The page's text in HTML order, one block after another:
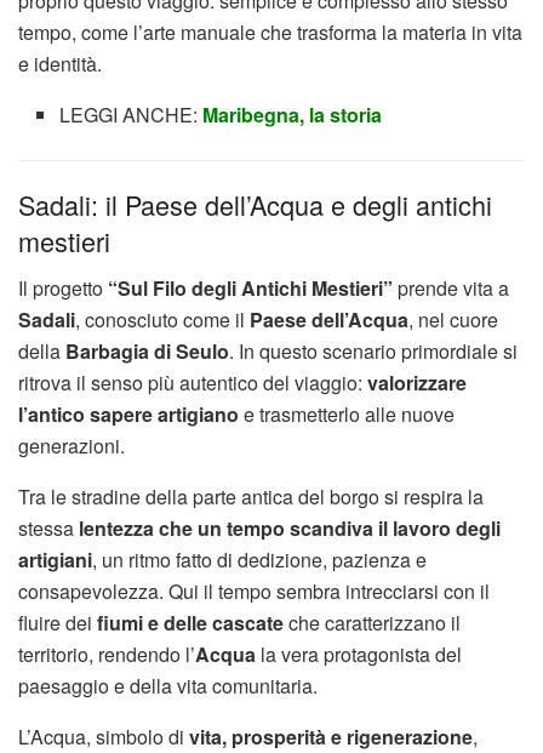
tempo, come l’arte manuale che trasforma la materia in vita
e identità.
LEGGI ANCHE: Maribegna, la storia
Sadali: il Paese dell’Acqua e degli antichi
mestieri
Il progetto “Sul Filo degli Antichi Mestieri” prende vita a
Sadali, conosciuto come il Paese dell’Acqua, nel cuore
della Barbagia di Seulo. In questo scenario primordiale si
ritrova il senso più autentico del viaggio: valorizzare
l’antico sapere artigiano e trasmetterlo alle nuove
generazioni.
Tra le stradine della parte antica del borgo si respira la
stessa lentezza che un tempo scandiva il lavoro degli
artigiani, un ritmo fatto di dedizione, pazienza e
consapevolezza. Qui il tempo sembra intrecciarsi con il
fluire dei fiumi e delle cascateche caratterizzano il
territorio, rendendo l’Acqua la vera protagonista del
paesaggio e della vita comunitaria.
L’Acqua, simbolo di vita, prosperità e rigenerazione,